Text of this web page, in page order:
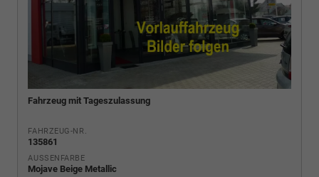
Fahrzeug mit Tageszulassung
FAHRZEUG-NR.
135861
AUSSENFARBE
Mojave Beige Metallic